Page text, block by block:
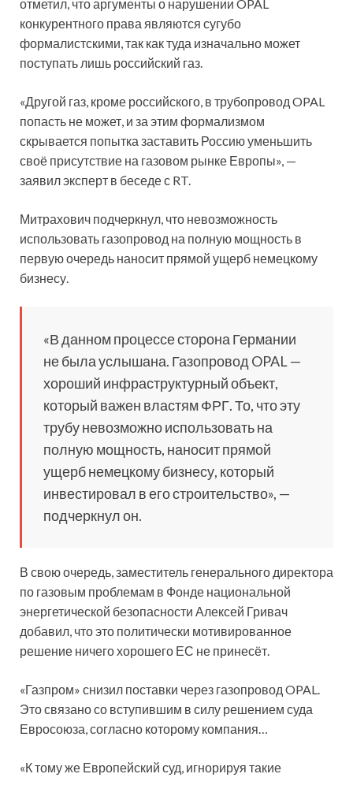
отметил, что аргументы о нарушении OPAL
конкурентного права являются сугубо
формалистскими, так как туда изначально может
поступать лишь российский газ.
«Другой газ, кроме российского, в трубопровод OPAL
попасть не может, и за этим формализмом
скрывается попытка заставить Россию уменьшить
своё присутствие на газовом рынке Европы», —
заявил эксперт в беседе с RT.
Митрахович подчеркнул, что невозможность
использовать газопровод на полную мощность в
первую очередь наносит прямой ущерб немецкому
бизнесу.
«В данном процессе сторона Германии
не была услышана. Газопровод OPAL —
хороший инфраструктурный объект,
который важен властям ФРГ. То, что эту
трубу невозможно использовать на
полную мощность, наносит прямой
ущерб немецкому бизнесу, который
инвестировал в его строительство», —
подчеркнул он.
В свою очередь, заместитель генерального директора
по газовым проблемам в Фонде национальной
энергетической безопасности Алексей Гривач
добавил, что это политически мотивированное
решение ничего хорошего ЕС не принесёт.
«Газпром» снизил поставки через газопровод OPAL.
Это связано со вступившим в силу решением суда
Евросоюза, согласно которому компания…
«К тому же Европейский суд, игнорируя такие